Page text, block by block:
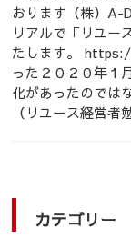
おります（株）A-
リアルで「リユー
たします。
った２０２０年１
化があったのでは
（リユース経営
カテゴリー